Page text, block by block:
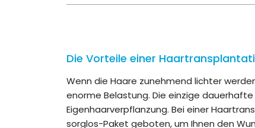
Die Vorteile einer
Wenn die Haare zunehmend lichter
enorme Belastung. Die einzige
Eigenhaarverpflanzung. Bei einer
sorglos-Paket geboten, um Ihnen den